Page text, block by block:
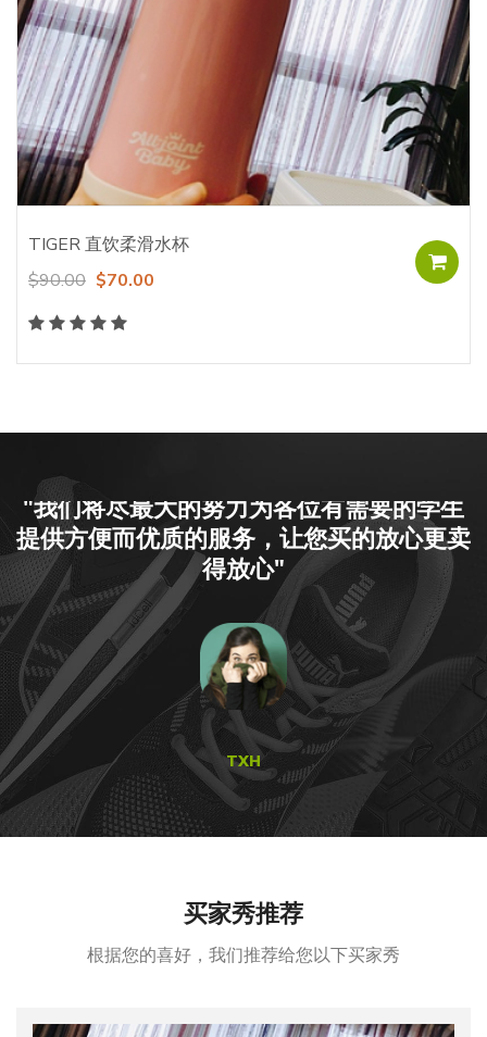
TIGER 直饮柔滑水杯
$90.00 $70.00
生
卖
"我们将尽最大的努力为各位有需要的学生
提供方便而优质的服务，让您买的放心更
得放心"
TXH
买家秀推荐
根据您的喜好，我们推荐给您以下买家秀